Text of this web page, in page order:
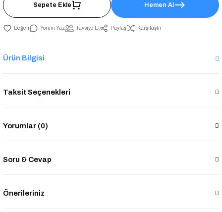
Sepete Ekle Hemen Al
Yorum Yaz Tavsiye Et Paylaş Karşılaştır
Ürün Bilgisi
Taksit Seçenekleri
Yorumlar (0)
Soru & Cevap
Önerileriniz